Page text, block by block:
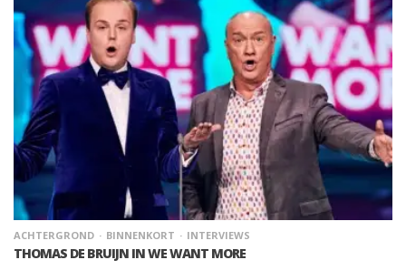
ACHTERGROND BINNENKORT INTERVIEWS
THOMAS DE BRUIJN IN WE WANT MORE